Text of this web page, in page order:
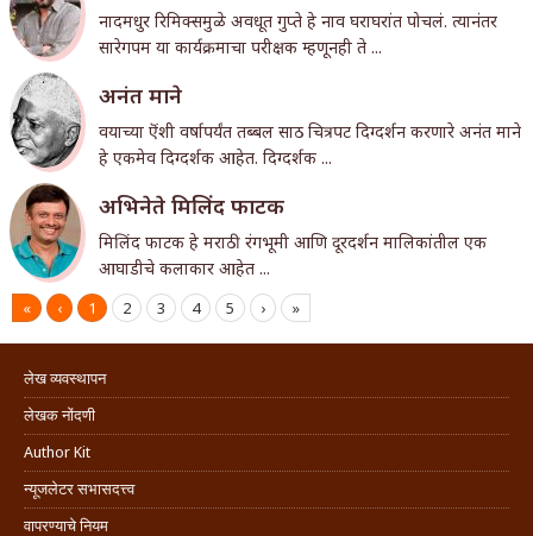
नादमधुर रिमिक्समुळे अवधूत गुप्ते हे नाव घराघरांत पोचलं. त्यानंतर
सारेगपम या कार्यक्रमाचा परीक्षक म्हणूनही ते ...
अनंत माने
वयाच्या ऎंशी वर्षापर्यंत तब्बल साठ चित्रपट दिग्दर्शन करणारे अनंत माने
हे एकमेव दिग्दर्शक आहेत. दिग्दर्शक ...
अभिनेते मिलिंद फाटक
मिलिंद फाटक हे मराठी रंगभूमी आणि दूरदर्शन मालिकांतील एक
आघाडीचे कलाकार आहेत ...
« ‹ 1 2 3 4 5 › »
लेख व्यवस्थापन
लेखक नोंदणी
Author Kit
न्यूजलेटर सभासदत्त्व
वापरण्याचे नियम